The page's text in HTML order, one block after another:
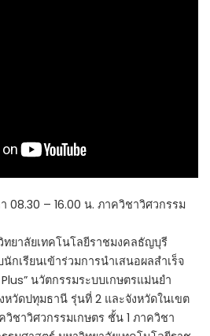
08.30 – 16.00 น. ภาควิชาวิศวกรรม
ยาลัยเทคโนโลยีราชมงคลธัญบุรี
เรียนเข้าร่วมการนำเสนอผลสำเร็จ
Plus” นวัตกรรมระบบเกษตรแม่นยำ
หวัดปทุมธานี รุ่นที่ 2 และจังหวัดในเขต
ชาวิศวกรรมเกษตร ชั้น 1 ภาควิชา